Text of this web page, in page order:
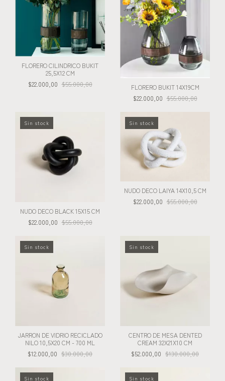
FLORERO CILINDRICO BUKIT
25,5X12 CM
$22.000,00 $55.000,00
FLORERO BUKIT 14X19CM
$22.000,00 $55.000,00
Sin stock
NUDO DECO BLACK 15X15 CM
$22.000,00 $55.000,00
Sin stock
NUDO DECO LAIYA 14X10,5 CM
$22.000,00 $55.000,00
Sin stock
JARRON DE VIDRIO RECICLADO
NILO 10,5X20 CM - 700 ML
$12.000,00 $30.000,00
Sin stock
CENTRO DE MESA DENTED
CREAM 32X21X10 CM
$52.000,00 $130.000,00
Sin stock Sin stock